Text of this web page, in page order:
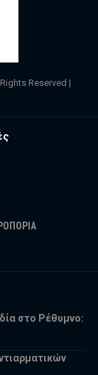
|
στο Ρέθυμνο: